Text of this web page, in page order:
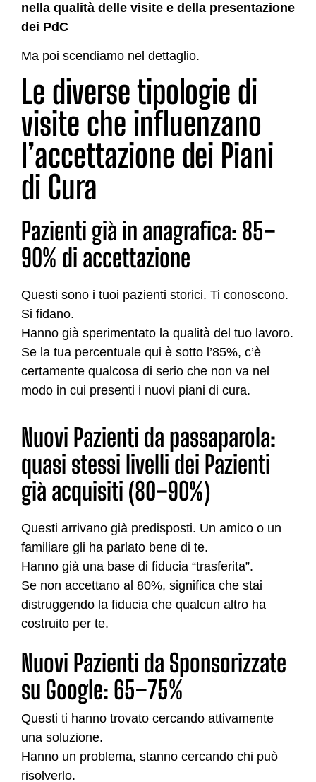
nella qualità delle visite e della presentazione
dei PdC
Ma poi scendiamo nel dettaglio.
Le diverse tipologie di
visite che influenzano
l’accettazione dei Piani
di Cura
Pazienti già in anagrafica: 85–
90% di accettazione
Questi sono i tuoi pazienti storici. Ti conoscono.
Si fidano.
Hanno già sperimentato la qualità del tuo lavoro.
Se la tua percentuale qui è sotto l’85%, c’è
certamente qualcosa di serio che non va nel
modo in cui presenti i nuovi piani di cura.
Nuovi Pazienti da passaparola:
quasi stessi livelli dei Pazienti
già acquisiti (80–90%)
Questi arrivano già predisposti. Un amico o un
familiare gli ha parlato bene di te.
Hanno già una base di fiducia “trasferita”.
Se non accettano al 80%, significa che stai
distruggendo la fiducia che qualcun altro ha
costruito per te.
Nuovi Pazienti da Sponsorizzate
su Google: 65–75%
Questi ti hanno trovato cercando attivamente
una soluzione.
Hanno un problema, stanno cercando chi può
risolverlo.